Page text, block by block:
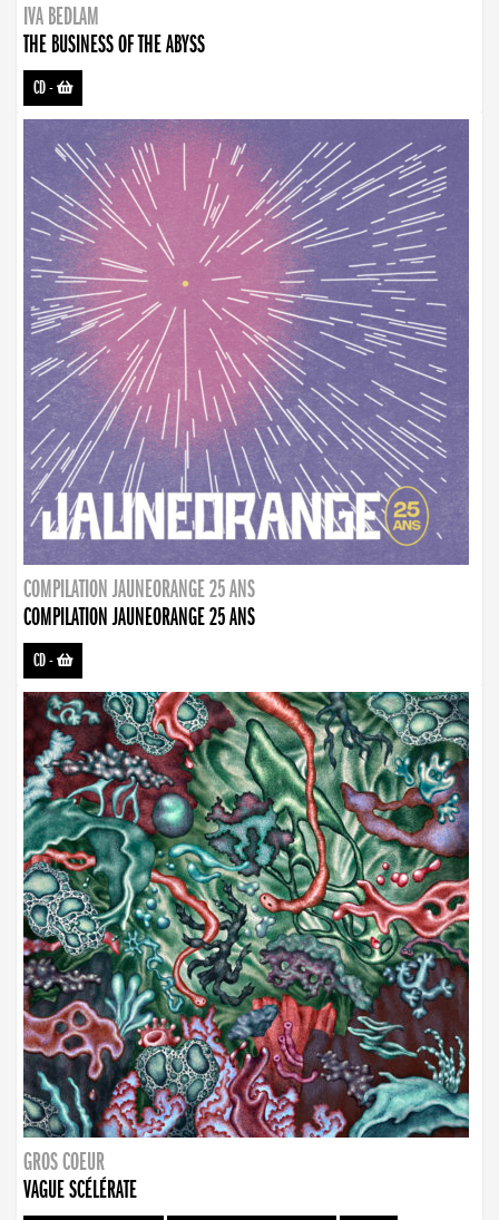
IVA BEDLAM
THE BUSINESS OF THE ABYSS
CD-
COMPILATION JAUNEORANGE 25 ANS
COMPILATION JAUNEORANGE 25 ANS
CD-
GROS COEUR
VAGUE SCÉLÉRATE